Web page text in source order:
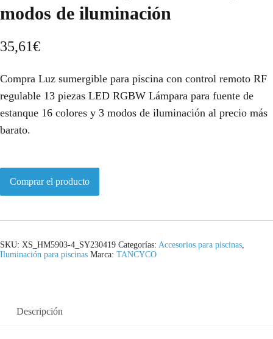
modos de iluminación
35,61€
Compra Luz sumergible para piscina con control remoto RF
regulable 13 piezas LED RGBW Lámpara para fuente de
estanque 16 colores y 3 modos de iluminación al precio más
barato.
Comprar el producto
SKU: XS_HM5903-4_SY230419 Categorías: Accesorios para piscinas,
Iluminación para piscinas Marca: TANCYCO
Descripción